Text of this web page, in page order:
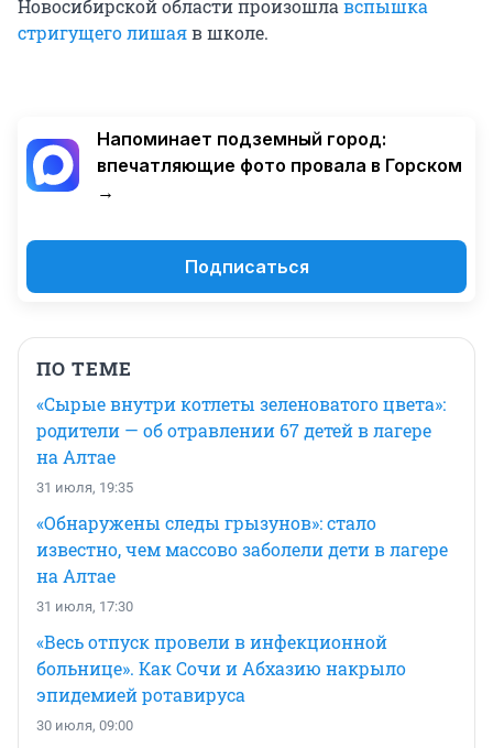
Новосибирской области произошла вспышка
стригущего лишаяв школе.
Напоминает подземный город:
впечатляющие фото провала в Горском
→
Подписаться
ПО ТЕМЕ
«Сырые внутри котлеты зеленоватого цвета»:
родители — об отравлении 67 детей в лагере
на Алтае
31 июля, 19:35
«Обнаружены следы грызунов»: стало
известно, чем массово заболели дети в лагере
на Алтае
31 июля, 17:30
«Весь отпуск провели в инфекционной
больнице». Как Сочи и Абхазию накрыло
эпидемией ротавируса
30 июля, 09:00